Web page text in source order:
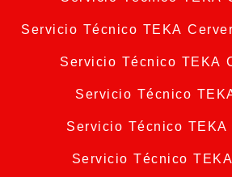
Servicio Técnico TEKA
Servicio Técnico TEKA
Servicio Técnico
Servicio Técnico TEKA
Servicio Técnico